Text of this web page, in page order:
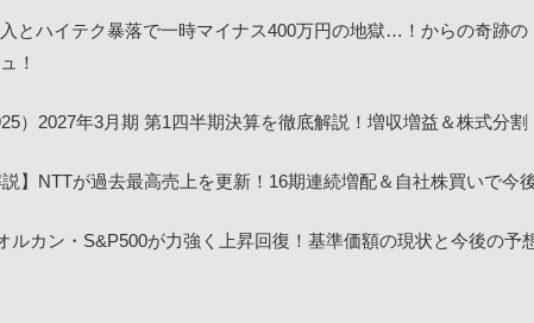
入とハイテク暴落で一時マイナス400万円の地獄…！からの奇跡
！
）2027年3月期 第1四半期決算を徹底解説！増収増益＆株式分
説】NTTが過去最高売上を更新！16期連続増配＆自社株買いで今
ルカン・S&P500が力強く上昇回復！基準価額の現状と今後の